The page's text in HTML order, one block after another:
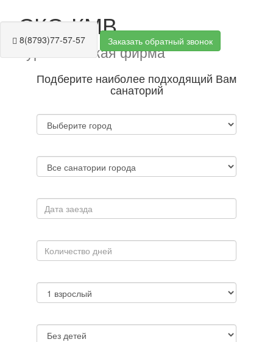
8(8793)77-57-57 Заказать обратный звонок
СКО-КМВ
Туристическая фирма
Подберите наиболее подходящий Вам
санаторий